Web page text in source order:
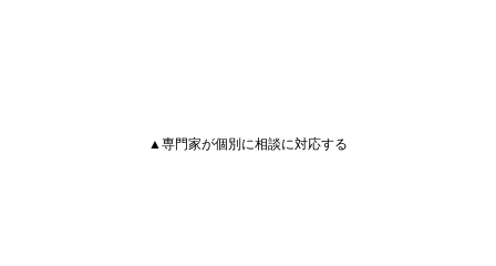
▲専門家が個別に相談に対応する